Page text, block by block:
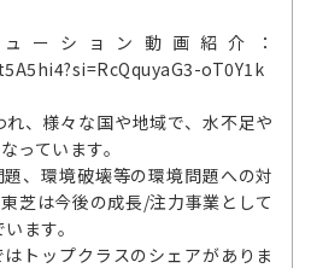
ーション動画紹介：
oT0Y1k
、様々な国や地域で、水不足や
っています。
、環境破壊等の環境問題への対
芝は今後の成長/注力事業として
ます。
トップクラスのシェアがありま